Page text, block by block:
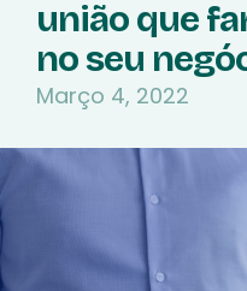
união que
no seu
Março 4, 2022